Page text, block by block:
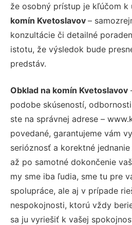
že osobný prístup je kľúčom k
komín Kvetoslavov –
konzultácie či detailné
istotu, že výsledok bude
predstáv.
Obklad na komín Kvetoslavov
podobe skúseností,
ste na správnej adrese –
povedané, garantujeme vám
serióznosť a korektné
až po samotné dokončenie
my sme iba ľudia, sme tu pre
spolupráce, ale aj v prípade
nespokojnosti, ktorú vždy
sa ju vyriešiť k vašej